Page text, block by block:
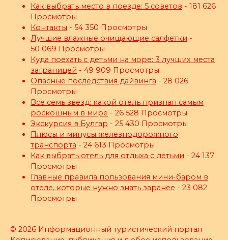
Как выбрать место в поезде: 5 советов - 181 626
Просмотры
Контакты - 54 350 Просмотры
Лучшие влажные очищающие салфетки -
50 069 Просмотры
Куда поехать с детьми на море: 3 лучших места
заграницей - 49 909 Просмотры
Опасные последствия дайвинга - 28 026
Просмотры
Все семь звезд: какой отель признан самым
роскошным в мире - 26 528 Просмотры
Экскурсия в Булгар - 25 430 Просмотры
Плюсы и минусы железнодорожного
транспорта - 24 613 Просмотры
Как выбрать отель для отдыха с детьми - 24 137
Просмотры
Главные правила пользования мини-баром в
отеле, которые нужно знать заранее - 23 082
Просмотры
© 2026 Информационный туристический портал